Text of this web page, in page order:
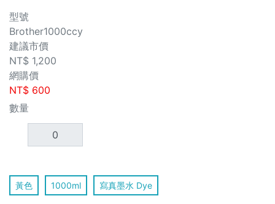
型號
Brother1000ccy
建議市價
NT$ 1,200
網購價
NT$ 600
數量
黃色 1000ml 寫真墨水 Dye